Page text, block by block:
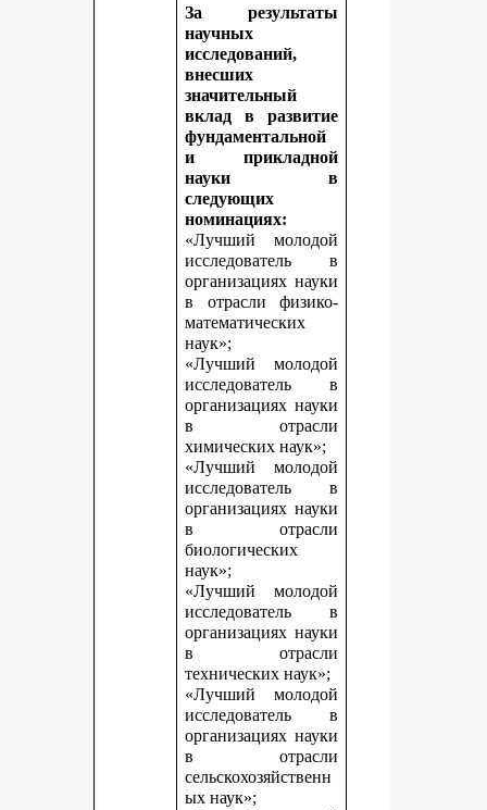
За результаты
научных
исследований,
внесших
значительный
вклад в развитие
фундаментальной
и прикладной
науки в
следующих
номинациях:
«Лучший молодой
исследователь в
организациях науки
в отрасли физико-
математических
наук»;
«Лучший молодой
исследователь в
организациях науки
в отрасли
химических наук»;
«Лучший молодой
исследователь в
организациях науки
в отрасли
биологических
наук»;
«Лучший молодой
исследователь в
организациях науки
в отрасли
технических наук»;
«Лучший молодой
исследователь в
организациях науки
в отрасли
сельскохозяйственн
ых наук»;